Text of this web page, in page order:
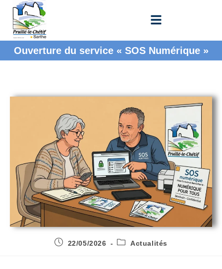
Ouverture du service « SOS Numérique »
22/05/2026 Actualités